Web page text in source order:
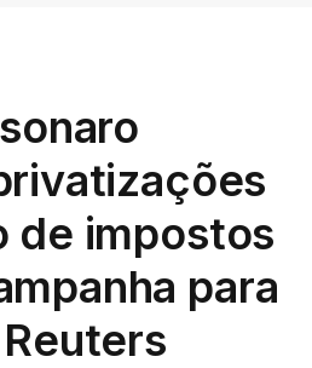
de impostos
para